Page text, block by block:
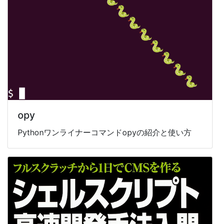
opy
Pythonワンライナーコマンドopyの紹介と使い方